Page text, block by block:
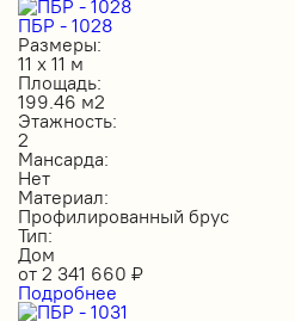
ПБР - 1028
Размеры:
11 х 11 м
Площадь:
199.46 м2
Этажность:
2
Мансарда:
Нет
Материал:
Профилированный брус
Тип:
Дом
от 2 341 660 ₽
Подробнее